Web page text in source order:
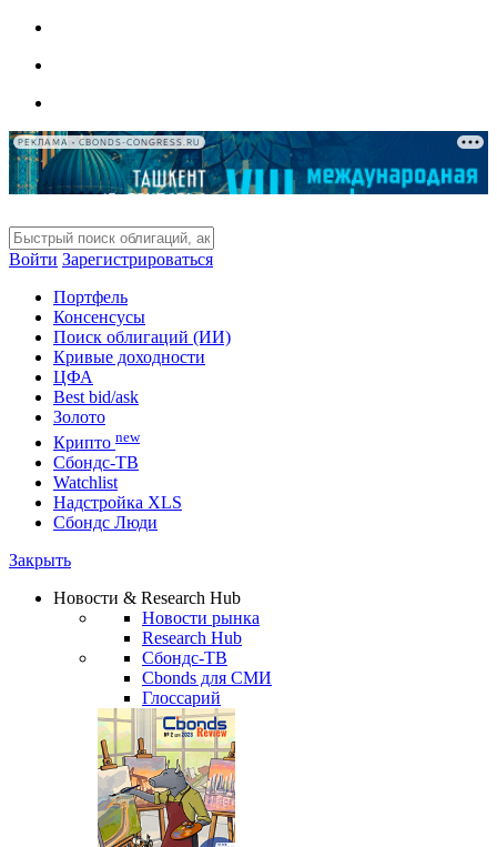
РЕКЛАМА • CBONDS-CONGRESS.RU
Войти Зарегистрироваться
Портфель
Консенсусы
Поиск облигаций (ИИ)
Кривые доходности
ЦФА
Best bid/ask
Золото
Крипто new
Сбондс-ТВ
Watchlist
Надстройка XLS
Сбондс Люди
Закрыть
Новости & Research Hub
Новости рынка
Research Hub
Сбондс-ТВ
Cbonds для СМИ
Глоссарий